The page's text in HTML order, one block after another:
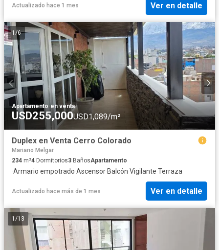
Actualizado hace 1 mes Ver en detalle
1 /6
Apartamento·en venta
USD255,000USD1,089/m²
Duplex en Venta Cerro Colorado
Mariano Melgar
234 m²4 Dormitorios3 BañosApartamento
·Armario empotrado·Ascensor·Balcón·Vigilante·Terraza
Actualizado hace más de 1 mes Ver en detalle
1 /13